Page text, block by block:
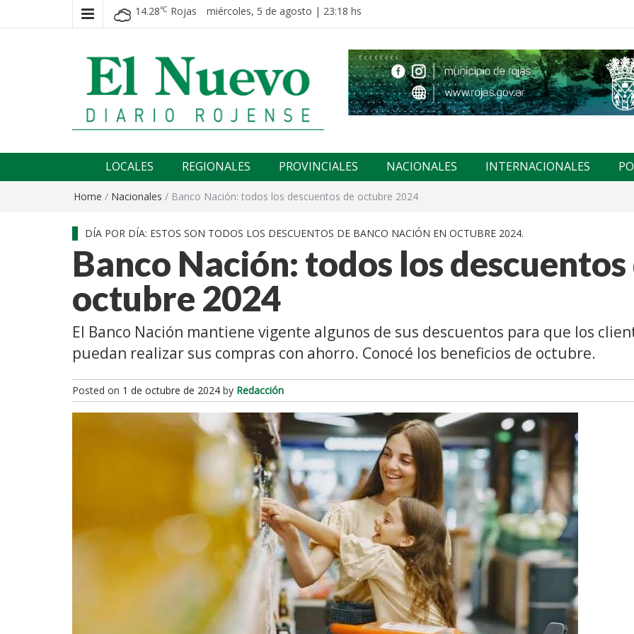
14.28℃ Rojas miércoles, 5 de agosto | 23:18 hs
El nuevo rojense
LOCALES REGIONALES PROVINCIALES NACIONALES INTERNACIONALES
Home / Nacionales / Banco Nación: todos los descuentos de octubre 2024
DÍA POR DÍA: ESTOS SON TODOS LOS DESCUENTOS DE BANCO NACIÓN EN OCTUBRE 2024.
Banco Nación: todos los descuentos
octubre 2024
El Banco Nación mantiene vigente algunos de sus descuentos para que los
puedan realizar sus compras con ahorro. Conocé los beneficios de octubre.
Posted on 1 de octubre de 2024 by Redacción